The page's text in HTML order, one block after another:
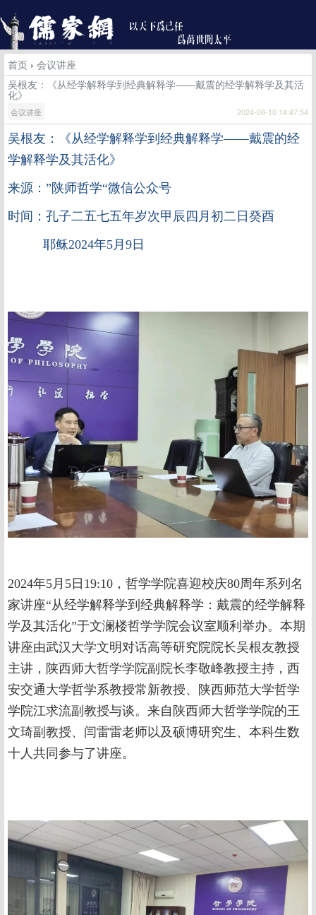
首页 › 会议讲座
吴根友：《从经学解释学到经典解释学——戴震的经学解释学及其活
化》
会议讲座 2024-06-10 14:47:54
吴根友：《从经学解释学到经典解释学——戴震的经
学解释学及其活化》
来源：”陕师哲学“微信公众号
时间：孔子二五七五年岁次甲辰四月初二日癸酉
耶稣2024年5月9日
2024年5月5日19:10，哲学学院喜迎校庆80周年系列名
家讲座“从经学解释学到经典解释学：戴震的经学解释
学及其活化”于文澜楼哲学学院会议室顺利举办。本期
讲座由武汉大学文明对话高等研究院院长吴根友教授
主讲，陕西师大哲学学院副院长李敬峰教授主持，西
安交通大学哲学系教授常新教授、陕西师范大学哲学
学院江求流副教授与谈。来自陕西师大哲学学院的王
文琦副教授、闫雷雷老师以及硕博研究生、本科生数
十人共同参与了讲座。